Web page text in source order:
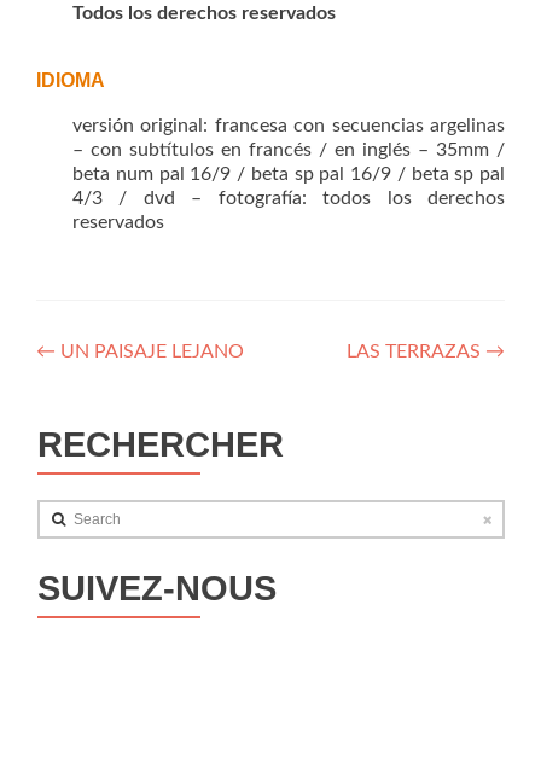
Todos los derechos reservados
IDIOMA
versión original: francesa con secuencias argelinas
– con subtítulos en francés / en inglés – 35mm /
beta num pal 16/9 / beta sp pal 16/9 / beta sp pal
4/3 / dvd – fotografía: todos los derechos
reservados
Navegación
entradas
← UN PAISAJE LEJANO LAS TERRAZAS →
RECHERCHER
Search
SUIVEZ-NOUS